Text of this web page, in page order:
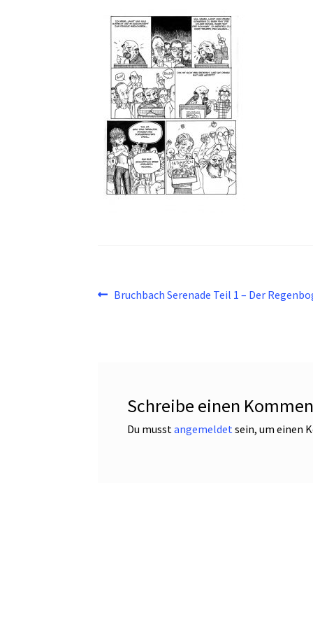
Beitragsnavigation
Vorheriger
Bruchbach Serenade Teil 1 – Der
Schreibe einen
Du musst angemeldet sein, um einen